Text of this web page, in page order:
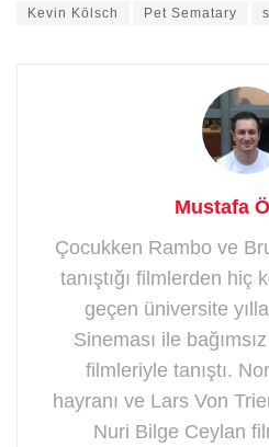
Kevin Kölsch Pet Sematary
Mustafa
Çocukken Rambo ve
tanıştığı filmlerden hiç
geçen üniversite
Sineması ile
filmleriyle tanıştı.
hayranı ve Lars Von
Nuri Bilge Ceylan